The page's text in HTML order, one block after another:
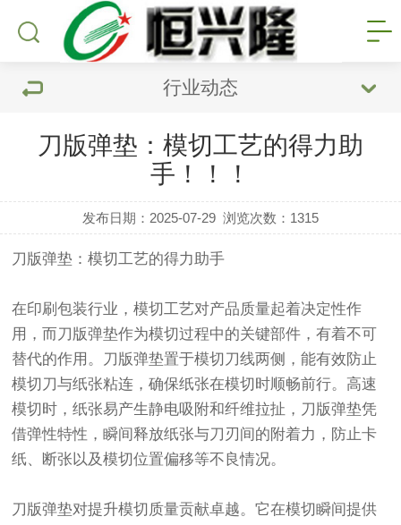
行业动态
刀版弹垫：模切工艺的得力助
手！！！
发布日期：2025-07-29 浏览次数： 1315
刀版弹垫：模切工艺的得力助手
在印刷包装行业，模切工艺对产品质量起着决定性作
用，而刀版弹垫作为模切过程中的关键部件，有着不可
替代的作用。刀版弹垫置于模切刀线两侧，能有效防止
模切刀与纸张粘连，确保纸张在模切时顺畅前行。高速
模切时，纸张易产生静电吸附和纤维拉扯，刀版弹垫凭
借弹性特性，瞬间释放纸张与刀刃间的附着力，防止卡
纸、断张以及模切位置偏移等不良情况。
刀版弹垫对提升模切质量贡献卓越。它在模切瞬间提供